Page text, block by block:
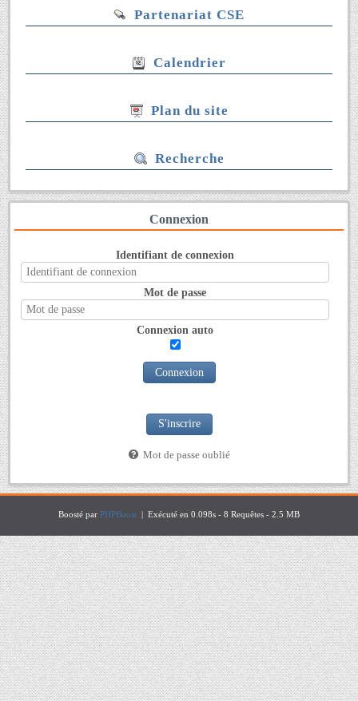
Partenariat CSE
Calendrier
Plan du site
Recherche
Connexion
Identifiant de connexion
Mot de passe
Connexion auto
Connexion
S'inscrire
Mot de passe oublié
Boosté par PHPBoost | Exécuté en 0.098s - 8 Requêtes - 2.5 MB